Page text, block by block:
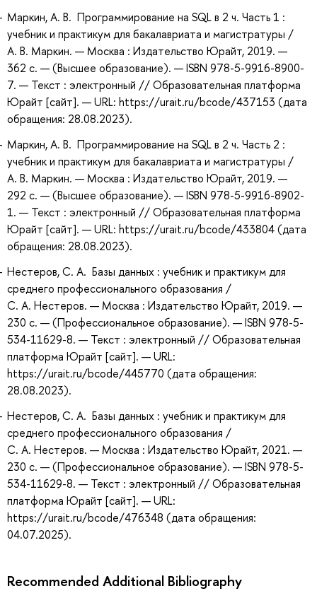
Маркин, А. В. Программирование на SQL в 2 ч. Часть 1 :
учебник и практикум для бакалавриата и магистратуры /
А. В. Маркин. — Москва : Издательство Юрайт, 2019. —
362 с. — (Высшее образование). — ISBN 978-5-9916-8900-
7. — Текст : электронный // Образовательная платформа
Юрайт [сайт]. — URL: https://urait.ru/bcode/437153 (дата
обращения: 28.08.2023).
Маркин, А. В. Программирование на SQL в 2 ч. Часть 2 :
учебник и практикум для бакалавриата и магистратуры /
А. В. Маркин. — Москва : Издательство Юрайт, 2019. —
292 с. — (Высшее образование). — ISBN 978-5-9916-8902-
1. — Текст : электронный // Образовательная платформа
Юрайт [сайт]. — URL: https://urait.ru/bcode/433804 (дата
обращения: 28.08.2023).
Нестеров, С. А. Базы данных : учебник и практикум для
среднего профессионального образования /
С. А. Нестеров. — Москва : Издательство Юрайт, 2019. —
230 с. — (Профессиональное образование). — ISBN 978-5-
534-11629-8. — Текст : электронный // Образовательная
платформа Юрайт [сайт]. — URL:
https://urait.ru/bcode/445770 (дата обращения:
28.08.2023).
Нестеров, С. А. Базы данных : учебник и практикум для
среднего профессионального образования /
С. А. Нестеров. — Москва : Издательство Юрайт, 2021. —
230 с. — (Профессиональное образование). — ISBN 978-5-
534-11629-8. — Текст : электронный // Образовательная
платформа Юрайт [сайт]. — URL:
https://urait.ru/bcode/476348 (дата обращения:
04.07.2025).
Recommended Additional Bibliography